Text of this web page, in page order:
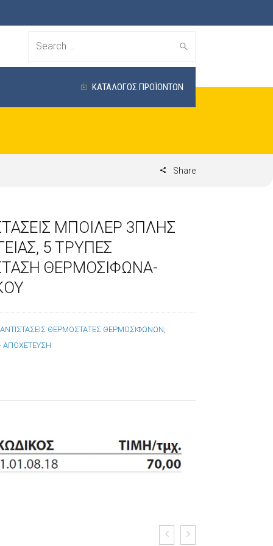
Search
ΚΑΤΑΛΟΓΟΣ ΠΡΟΪΟΝΤΩΝ
Share
ΜΠΟΙΛΕΡ 3ΠΛΗΣ
5 ΤΡΥΠΕΣ
ΘΕΡΜΟΣΙΦΩΝΑ-
ΑΝΤΙΣΤΑΣΕΙΣ ΘΕΡΜΟΣΤΑΤΕΣ ΘΕΡΜΟΣΙΦΩΝΩΝ,
ΑΠΟΧΕΤΕΥΣΗ